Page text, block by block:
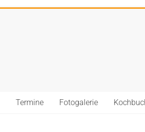
Termine Fotogalerie